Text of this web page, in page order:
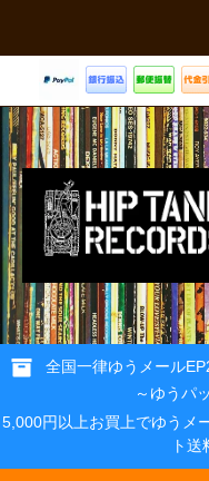
全国一律ゆうメール
～ゆうパ
5,000円以上お買上でゆうメ
ト